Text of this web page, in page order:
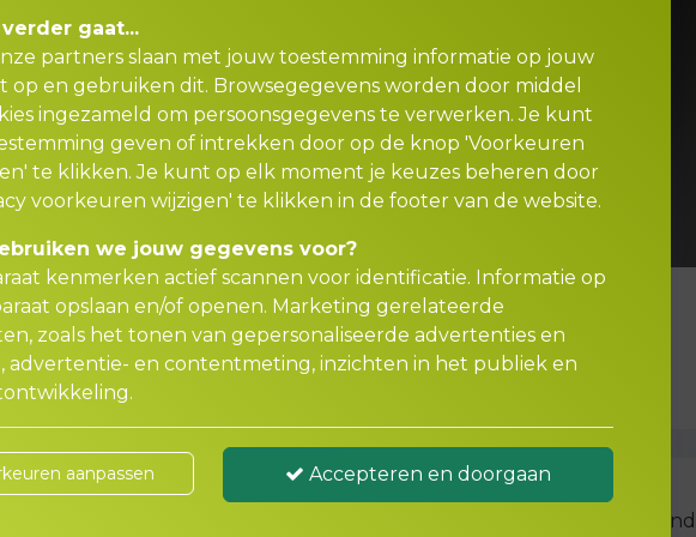
Dit moet je weten over een bouwdepot
Lees waarom een bouwdepot een cruciale rol speelt en hoe je
gaat...
partners slaan met jouw toestemming informatie op jouw
op en gebruiken dit. Browsegegevens worden door middel
ingezameld om persoonsgegevens te verwerken. Je kunt
geven of intrekken door op de knop 'Voorkeuren
te klikken. Je kunt op elk moment je keuzes beheren door
voorkeuren wijzigen' te klikken in de footer van de website.
we jouw gegevens voor?
kenmerken actief scannen voor identificatie. Informatie op
opslaan en/of openen. Marketing gerelateerde
zoals het tonen van gepersonaliseerde advertenties en
advertentie- en contentmeting, inzichten in het publiek en
aanpassen Accepteren en doorgaan